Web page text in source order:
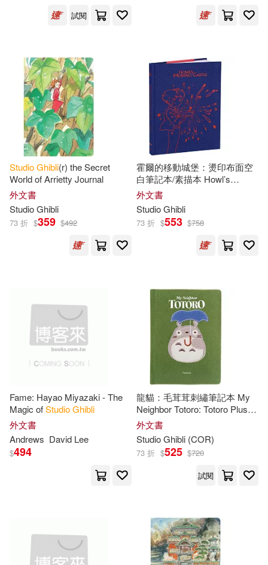
試閱
StudioGhibli(r) the Secret
World of Arrietty Journal
外文書
StudioGhibli
73 折 $359 $492
霍爾的移動城堡：燙印布面空
白筆記本/素描本 Howl’s
Moving Castle Sketchbook
外文書
StudioGhibli
73 折 $553 $758
Fame: Hayao Miyazaki - The
Magic ofStudioGhibli
外文書
Andrews David Lee
$494
龍貓：毛茸茸刺繡筆記本 My
Neighbor Totoro: Totoro Plush
Journal
外文書
StudioGhibli (COR)
73 折 $525 $720
試閱